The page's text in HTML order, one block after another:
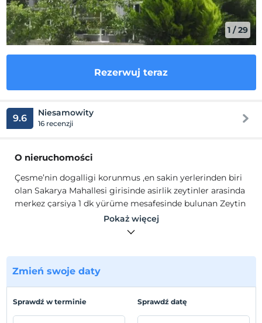
1 /29
Rezerwuj teraz
9.6 Niesamowity
16 recenzji
O nieruchomości
Çesme’nin dogalligi korunmus ,en sakin yerlerinden biri
olan Sakarya Mahallesi girisinde asirlik zeytinler arasinda
merkez çarsiya 1 dk yürüme mesafesinde bulunan Zeytin
Apart Otel deneyimli isletmecisi, güleryüzlü ve egitimli
personeli, huzurlu ve temiz odalari, yetiskinler ve
terasi ile günün 24 saatinde hizmetinizdedir. Zeytin
Apart Otelde odalar salon,banyo ve havuz manzarali
Çesme’nin dogalligi korunmus ,en sakin yerlerinden biri
olan Sakarya Mahallesi girisinde asirlik zeytinler arasinda
Pokaż więcej
Zmień swoje daty
Sprawdź w terminie Sprawdź datę